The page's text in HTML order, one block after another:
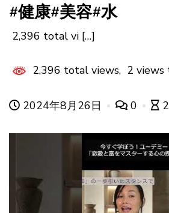
#健康#美容#水
2,396 total vi […]
2,396 total views, 2 views
2024年8月26日 0